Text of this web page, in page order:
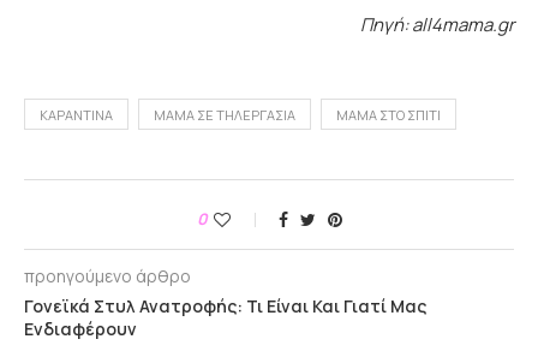
Πηγή: all4mama.gr
ΚΑΡΑΝΤΊΝΑ ΜΑΜΆ ΣΕ ΤΗΛΕΡΓΑΣΊΑ ΜΑΜΆ ΣΤΟ ΣΠΊΤΙ
0
προηγούμενο άρθρο
Γονεϊκά Στυλ Ανατροφής: Τι Είναι Και Γιατί Μας
Ενδιαφέρουν